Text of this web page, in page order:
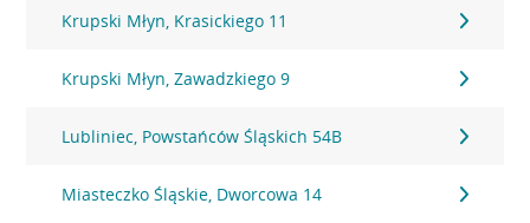
Krupski Młyn, Krasickiego 11
Krupski Młyn, Zawadzkiego 9
Lubliniec, Powstańców Śląskich 54B
Miasteczko Śląskie, Dworcowa 14